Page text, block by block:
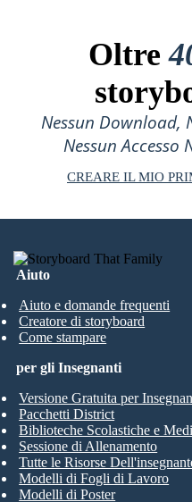
Oltre
Nessun Download,
Nessun Accesso
CREARE IL MIO
Aiuto
Aiuto e domande frequenti
Creatore di storyboard
Come stampare
per gli Insegnanti
Versione Gratuita per
Pacchetti District
Biblioteche Scolastiche e
Sessione di Allenamento
Tutte le Risorse
Modelli di Fogli di Lavoro
Modelli di Poster